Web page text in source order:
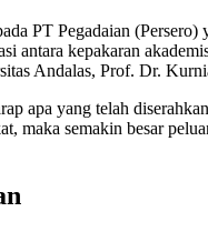
PT Pegadaian
antara kepakaran
Andalas, Prof. Dr.
apa yang telah
maka semakin besar